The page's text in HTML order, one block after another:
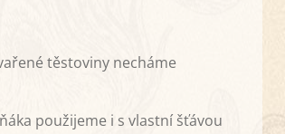
těstoviny necháme
použijeme i s vlastní šťávou